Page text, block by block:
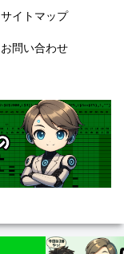
サイトマップ
お問い合わせ